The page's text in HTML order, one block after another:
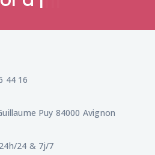
44 16
Puy 84000 Avignon
24 & 7j/7